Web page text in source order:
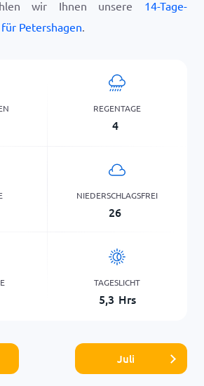
wir Ihnen unsere 14-Tage-
Petershagen.
REGENTAGE
4
NIEDERSCHLAGSFREI
26
TAGESLICHT
5,3 Hrs
Juli